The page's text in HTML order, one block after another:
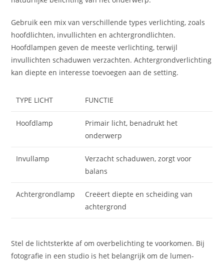
Gebruik een mix van verschillende types verlichting, zoals
hoofdlichten, invullichten en achtergrondlichten.
Hoofdlampen geven de meeste verlichting, terwijl
invullichten schaduwen verzachten. Achtergrondverlichting
kan diepte en interesse toevoegen aan de setting.
TYPE LICHT FUNCTIE
Hoofdlamp
Primair licht, benadrukt het
onderwerp
Invullamp
Verzacht schaduwen, zorgt voor
balans
Achtergrondlamp
Creëert diepte en scheiding van
achtergrond
Stel de lichtsterkte af om overbelichting te voorkomen. Bij
fotografie in een studio is het belangrijk om de lumen-